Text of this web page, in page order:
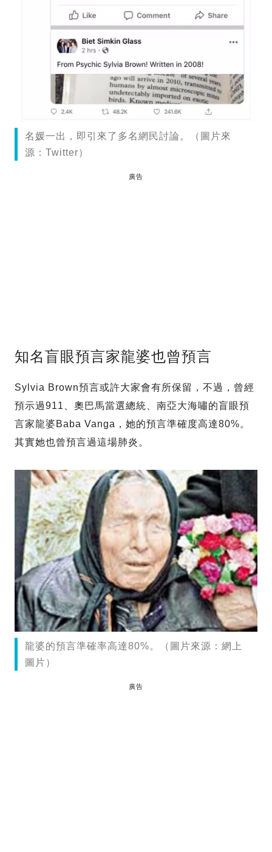
名媛一出，即引來了多名網民討論。（圖片來
源：Twitter）
廣告
知名盲眼預言家龍婆也曾預言
Sylvia Brown預言或許大家會有所保留，不過，曾經
預示過911、奧巴馬當選總統、南亞大海嘯的盲眼預
言家龍婆Baba Vanga，她的預言準確度高達80%。
其實她也曾預言過這場肺炎。
龍婆的預言準確率高達80%。（圖片來源：網上
圖片）
廣告